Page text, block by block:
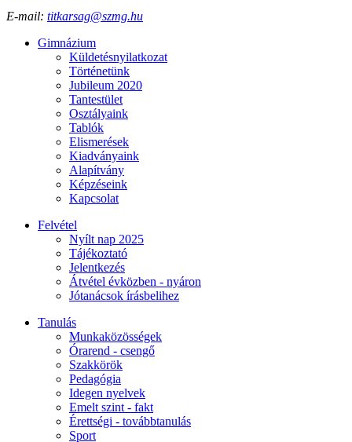
E-mail: titkarsag@szmg.hu
Gimnázium
Küldetésnyilatkozat
Történetünk
Jubileum 2020
Tantestület
Osztályaink
Tablók
Elismerések
Kiadványaink
Alapítvány
Képzéseink
Kapcsolat
Felvétel
Nyílt nap 2025
Tájékoztató
Jelentkezés
Átvétel évközben - nyáron
Jótanácsok írásbelihez
Tanulás
Munkaközösségek
Órarend - csengő
Szakkörök
Pedagógia
Idegen nyelvek
Emelt szint - fakt
Érettségi - továbbtanulás
Sport